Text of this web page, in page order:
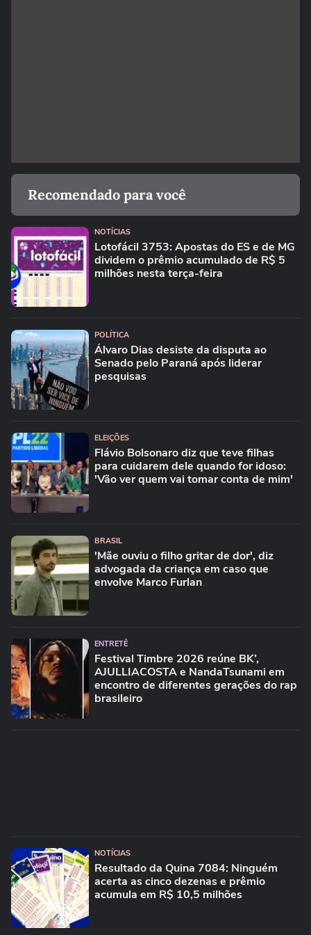
Recomendado para você
NOTÍCIAS
Lotofácil 3753: Apostas do ES e de MG
dividem o prêmio acumulado de R$ 5
milhões nesta terça-feira
POLÍTICA
Álvaro Dias desiste da disputa ao
Senado pelo Paraná após liderar
pesquisas
ELEIÇÕES
Flávio Bolsonaro diz que teve filhas
para cuidarem dele quando for idoso:
'Vão ver quem vai tomar conta de mim'
BRASIL
'Mãe ouviu o filho gritar de dor', diz
advogada da criança em caso que
envolve Marco Furlan
ENTRETÊ
Festival Timbre 2026 reúne BK’,
AJULLIACOSTA e NandaTsunami em
encontro de diferentes gerações do rap
brasileiro
NOTÍCIAS
Resultado da Quina 7084: Ninguém
acerta as cinco dezenas e prêmio
acumula em R$ 10,5 milhões